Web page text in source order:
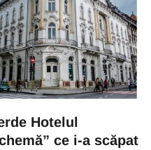
Hotelul
ce i-a scăpat